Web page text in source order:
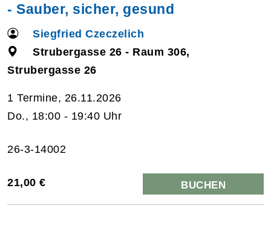
- Sauber, sicher, gesund
Siegfried Czeczelich
Strubergasse 26 - Raum 306,
Strubergasse 26
1 Termine, 26.11.2026
Do., 18:00 - 19:40 Uhr
26-3-14002
21,00 € BUCHEN